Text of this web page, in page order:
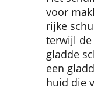
voor
rijke
terwijl
gladde
een
huid die